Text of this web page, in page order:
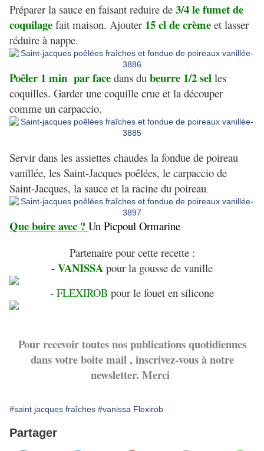
Préparer la sauce en faisant reduire de 3/4 le fumet de
coquilage fait maison. Ajouter 15 cl de crème et lasser
réduire à nappe.
Poêler 1 min par face dans du beurre 1/2 sel les
coquilles. Garder une coquille crue et la découper
comme un carpaccio.
Servir dans les assiettes chaudes la fondue de poireau
vanillée, les Saint-Jacques poêlées, le carpaccio de
Saint-Jacques, la sauce et la racine du poireau
Que boire avec ? Un Picpoul Ormarine
Partenaire pour cette recette :
- VANISSA pour la gousse de vanille
- FLEXIROB pour le fouet en silicone
Pour recevoir toutes nos publications quotidiennes
dans votre boite mail , inscrivez-vous à notre
newsletter. Merci
#saint jacques fraîches #vanissa Flexirob
Partager